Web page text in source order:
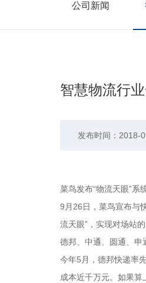
公司新闻
智慧物流行
发布时间：2018-
菜鸟发布“物流天眼”系
9月26日，菜鸟宣布与
流天眼”，实现对场站
德邦、中通、圆通、申
今年5月，德邦快递率
成本近千万元。如果